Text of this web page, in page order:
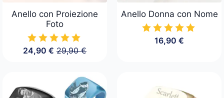
Anello con Proiezione
Foto
29,90€
Il
29,90 €.
24,90€ Il
24,90 €.
Anello Donna con Nome
16,90 €